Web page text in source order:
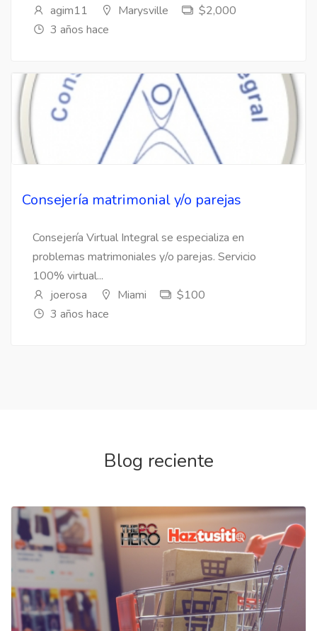
agim11
Marysville
$2,000
3 años hace
Consejería matrimonial y/o parejas
Consejería Virtual Integral se especializa en
problemas matrimoniales y/o parejas. Servicio
100% virtual...
joerosa
Miami
$100
3 años hace
Blog reciente